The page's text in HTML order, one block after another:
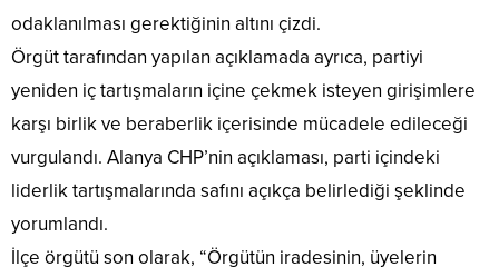
odaklanılması gerektiğinin altını çizdi.
Örgüt tarafından yapılan açıklamada ayrıca, partiyi
yeniden iç tartışmaların içine çekmek isteyen girişimlere
karşı birlik ve beraberlik içerisinde mücadele edileceği
vurgulandı. Alanya CHP’nin açıklaması, parti içindeki
liderlik tartışmalarında safını açıkça belirlediği şeklinde
yorumlandı.
İlçe örgütü son olarak, “Örgütün iradesinin, üyelerin